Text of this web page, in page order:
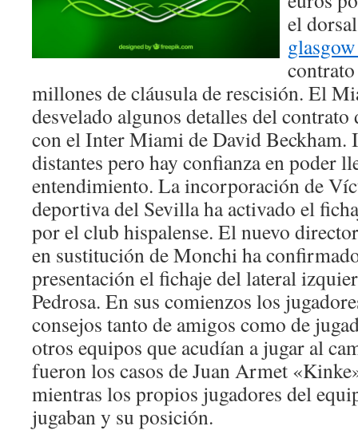
el
millones de cláusula de rescisión. El
desvelado algunos detalles del contrato
con el Inter Miami de David Beckham.
distantes pero hay confianza en poder
entendimiento. La incorporación de
deportiva del Sevilla ha activado el
por el club hispalense. El nuevo
en sustitución de Monchi ha
presentación el fichaje del lateral
Pedrosa. En sus comienzos los
consejos tanto de amigos como de
otros equipos que acudían a jugar al
fueron los casos de Juan Armet
mientras los propios jugadores del
jugaban y su posición.